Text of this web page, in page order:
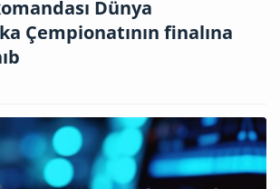
Dünya
Çempionatının finalına